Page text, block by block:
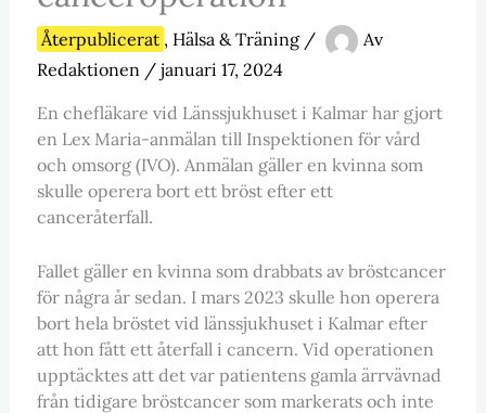
Återpublicerat , Hälsa & Träning/
Av
Redaktionen / januari 17, 2024
En chefläkare vid Länssjukhuset i Kalmar har gjort
en Lex Maria-anmälan till Inspektionen för vård
och omsorg (IVO). Anmälan gäller en kvinna som
skulle operera bort ett bröst efter ett
canceråterfall.
Fallet gäller en kvinna som drabbats av bröstcancer
för några år sedan. I mars 2023 skulle hon operera
bort hela bröstet vid länssjukhuset i Kalmar efter
att hon fått ett återfall i cancern. Vid operationen
upptäcktes att det var patientens gamla ärrvävnad
från tidigare bröstcancer som markerats och inte